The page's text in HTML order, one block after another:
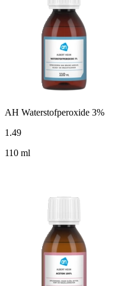
AH Waterstofperoxide 3%
1 .49
110 ml